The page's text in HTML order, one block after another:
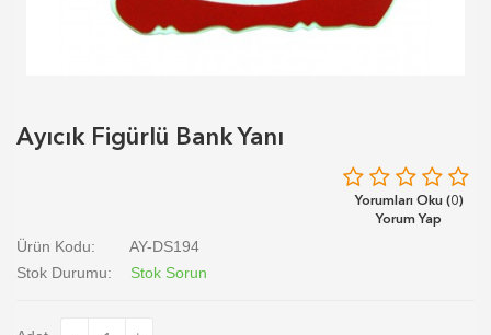
Ayıcık Figürlü Bank Yanı
Yorumları Oku (0)
Yorum Yap
Ürün Kodu:
AY-DS194
Stok Durumu:
Stok Sorun